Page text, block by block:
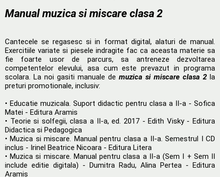
Manual muzica si miscare clasa 2
Cantecele se regasesc si in format digital, alaturi de manual.
Exercitiile variate si piesele indragite fac ca aceasta materie sa
fie foarte usor de parcurs, sa antreneze dezvoltarea
competentelor elevului, asa cum este prevazut in programa
scolara. La noi gasiti manuale de muzica si miscare clasa 2 la
preturi promotionale, inclusiv:
• Educatie muzicala. Suport didactic pentru clasa a II-a - Sofica
Matei - Editura Aramis
• Teorie si solfegii, clasa a II-a, ed. 2017 - Edith Visky - Editura
Didactica si Pedagogica
• Muzica si miscare. Manual pentru clasa a II-a. Semestrul I CD
inclus - Irinel Beatrice Nicoara - Editura Litera
• Muzica si miscare. Manual pentru clasa a II-a (Sem I + Sem II
include editie digitala) - Dumitra Radu, Alina Pertea - Editura
Aramis